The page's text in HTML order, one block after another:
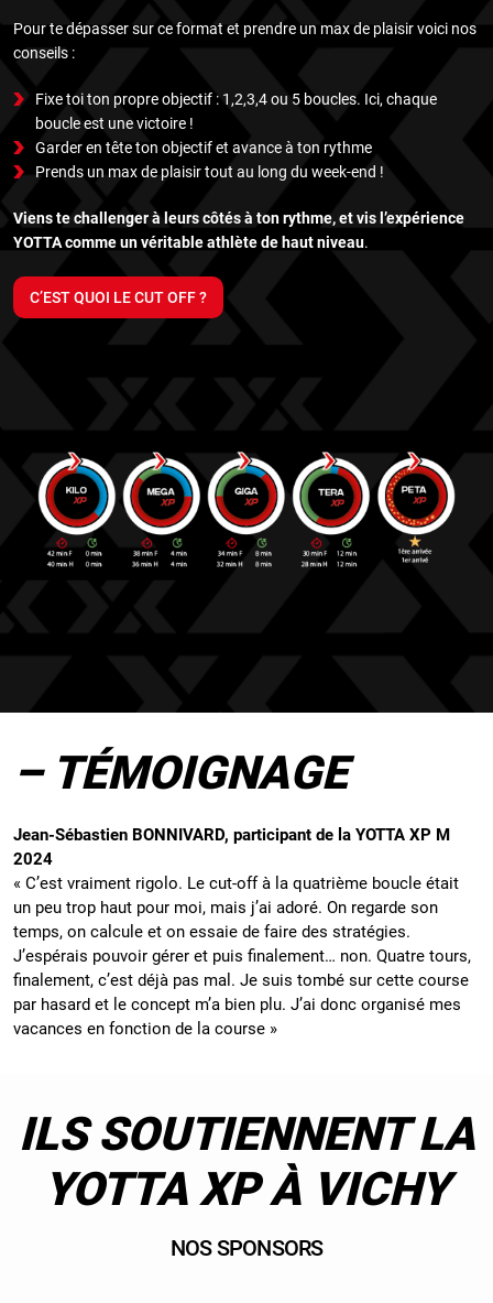
Pour te dépasser sur ce format et prendre un max de plaisir voici nos
conseils :
Fixe toi ton propre objectif : 1,2,3,4 ou 5 boucles. Ici, chaque
boucle est une victoire !
Garder en tête ton objectif et avance à ton rythme
Prends un max de plaisir tout au long du week-end !
Viens te challenger à leurs côtés à ton rythme, et vis l’expérience
YOTTA comme un véritable athlète de haut niveau.
C’EST QUOI LE CUT OFF ?
– TÉMOIGNAGE
Jean-Sébastien BONNIVARD, participant de la YOTTA XP M
2024
« C’est vraiment rigolo. Le cut-off à la quatrième boucle était
un peu trop haut pour moi, mais j’ai adoré. On regarde son
temps, on calcule et on essaie de faire des stratégies.
J’espérais pouvoir gérer et puis finalement… non. Quatre tours,
finalement, c’est déjà pas mal. Je suis tombé sur cette course
par hasard et le concept m’a bien plu. J’ai donc organisé mes
vacances en fonction de la course »
ILS SOUTIENNENT LA
YOTTA XP À VICHY
NOS SPONSORS